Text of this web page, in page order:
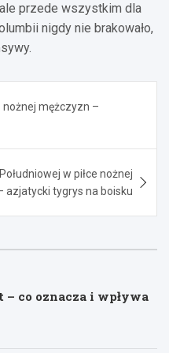
przede wszystkim dla
nigdy nie brakowało,
nożnej mężczyzn –
w piłce nożnej
azjatycki tygrys na boisku
co oznacza i wpływa